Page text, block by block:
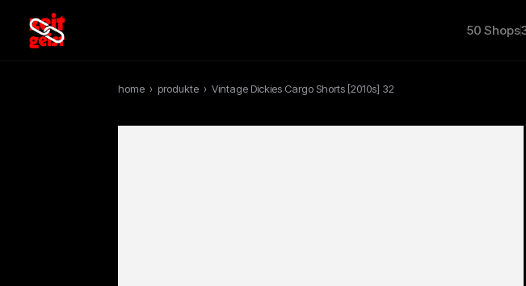
50 Shops
home › produkte › Vintage Dickies Cargo Shorts [2010s] 32